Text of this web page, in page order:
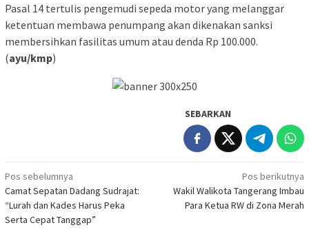
Pasal 14 tertulis pengemudi sepeda motor yang melanggar
ketentuan membawa penumpang akan dikenakan sanksi
membersihkan fasilitas umum atau denda Rp 100.000.
(ayu/kmp)
SEBARKAN
Navigasi
pos
Pos sebelumnya
Camat Sepatan Dadang Sudrajat:
“Lurah dan Kades Harus Peka
Serta Cepat Tanggap”
Pos berikutnya
Wakil Walikota Tangerang Imbau
Para Ketua RW di Zona Merah